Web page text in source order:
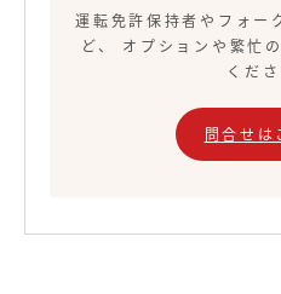
運転免許保持者やフォー
ど、 オプションや繁忙
くださ
問合せは